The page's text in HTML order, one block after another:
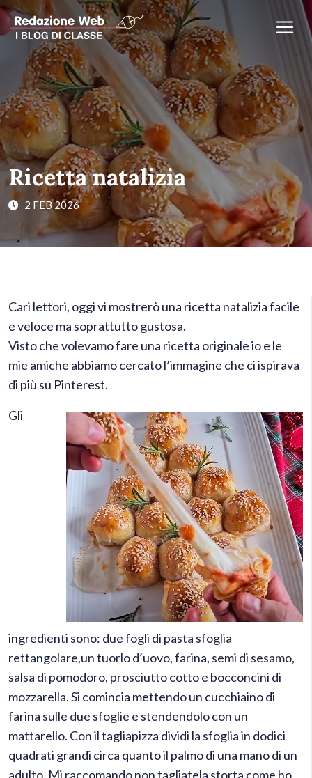
Ricetta natalizia
2 FEB 2026
Cari lettori, oggi vi mostrerò una ricetta natalizia facile
e veloce ma soprattutto gustosa.
Visto che volevamo fare una ricetta originale io e le
mie amiche abbiamo cercato l’immagine che ci ispirava
di più su Pinterest.
Gli
ingredienti sono: due fogli di pasta sfoglia
rettangolare,un tuorlo d’uovo, farina, semi di sesamo,
salsa di pomodoro, prosciutto cotto e bocconcini di
mozzarella. Si comincia mettendo un cucchiaino di
farina sulle due sfoglie e stendendolo con un
mattarello. Con il tagliapizza dividi la sfoglia in dodici
quadrati grandi circa quanto il palmo di una mano di un
adulto. Mi raccomando non tagliatela storta come ho